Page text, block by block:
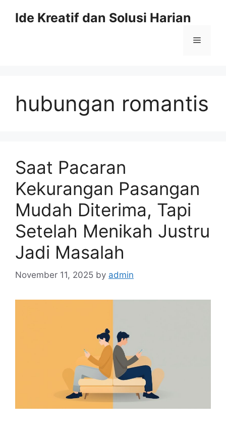
Ide Kreatif dan Solusi Harian
Menu
hubungan romantis
Saat Pacaran
Kekurangan Pasangan
Mudah Diterima, Tapi
Setelah Menikah Justru
Jadi Masalah
November 11, 2025 by admin